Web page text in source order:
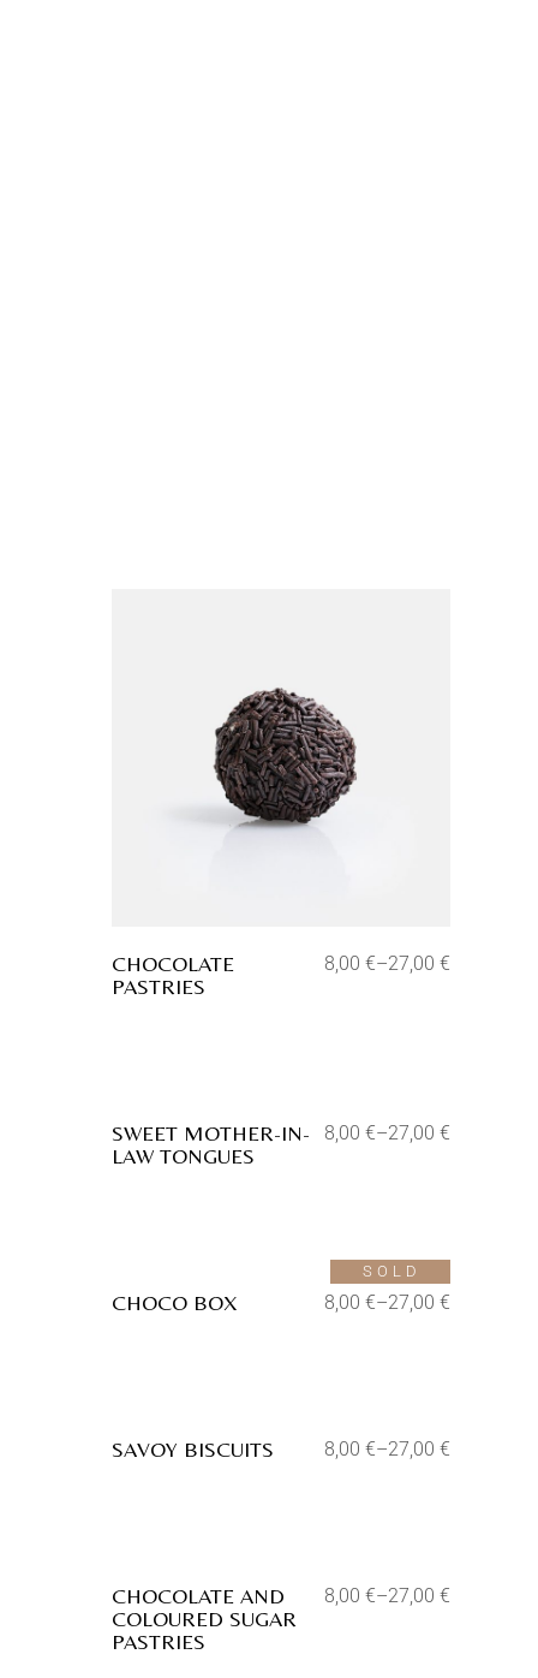
CHOCOLATE
PASTRIES
8,00 €–27,00 €
SWEET MOTHER-IN-
LAW TONGUES
8,00 €–27,00 €
SOLD
CHOCO BOX 8,00 €–27,00 €
SAVOY BISCUITS 8,00 €–27,00 €
CHOCOLATE AND
COLOURED SUGAR
PASTRIES
8,00 €–27,00 €